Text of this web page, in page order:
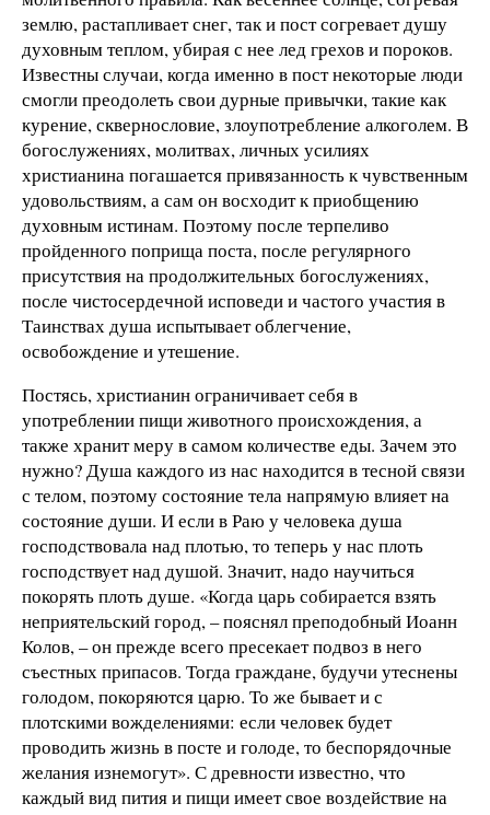
землю, растапливает снег, так и пост согревает душу
духовным теплом, убирая с нее лед грехов и пороков.
Известны случаи, когда именно в пост некоторые люди
смогли преодолеть свои дурные привычки, такие как
курение, сквернословие, злоупотребление алкоголем. В
богослужениях, молитвах, личных усилиях
христианина погашается привязанность к чувственным
удовольствиям, а сам он восходит к приобщению
духовным истинам. Поэтому после терпеливо
пройденного поприща поста, после регулярного
присутствия на продолжительных богослужениях,
после чистосердечной исповеди и частого участия в
Таинствах душа испытывает облегчение,
освобождение и утешение.
Постясь, христианин ограничивает себя в
употреблении пищи животного происхождения, а
также хранит меру в самом количестве еды. Зачем это
нужно? Душа каждого из нас находится в тесной связи
с телом, поэтому состояние тела напрямую влияет на
состояние души. И если в Раю у человека душа
господствовала над плотью, то теперь у нас плоть
господствует над душой. Значит, надо научиться
покорять плоть душе. «Когда царь собирается взять
неприятельский город, – пояснял преподобный Иоанн
Колов, – он прежде всего пресекает подвоз в него
съестных припасов. Тогда граждане, будучи утеснены
голодом, покоряются царю. То же бывает и с
плотскими вожделениями: если человек будет
проводить жизнь в посте и голоде, то беспорядочные
желания изнемогут». С древности известно, что
каждый вид пития и пищи имеет свое воздействие на